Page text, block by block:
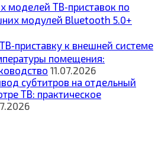
моделей ТВ‑приставок по
модулей Bluetooth 5.0+
к внешней системе
помещения:
11.07.2026
субтитров на отдельный
ТВ: практическое